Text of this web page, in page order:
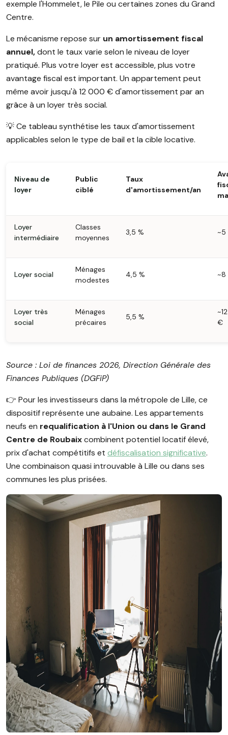
exemple l'Hommelet, le Pile ou certaines zones du Grand
Centre.
Le mécanisme repose sur un amortissement fiscal
annuel,dont le taux varie selon le niveau de loyer
pratiqué. Plus votre loyer est accessible, plus votre
avantage fiscal est important. Un appartement peut
même avoir jusqu'à 12 000 € d'amortissement par an
grâce à un loyer très social.
💡 Ce tableau synthétise les taux d'amortissement
applicables selon le type de bail et la cible locative.
Niveau de
loyer
Public
ciblé
Taux
d'amortissement/an
Loyer
intermédiaire
Classes
moyennes
3,5 %
Loyer social
Ménages
modestes
4,5 %
Loyer très
social
Ménages
précaires
5,5 %
€
Source : Loi de finances 2026, Direction Générale des
Finances Publiques (DGFiP)
👉️ Pour les investisseurs dans la métropole de Lille, ce
dispositif représente une aubaine. Les appartements
neufs en requalification à l'Union ou dans le Grand
Centre de Roubaixcombinent potentiel locatif élevé,
prix d'achat compétitifs et défiscalisation significative.
Une combinaison quasi introuvable à Lille ou dans ses
communes les plus prisées.